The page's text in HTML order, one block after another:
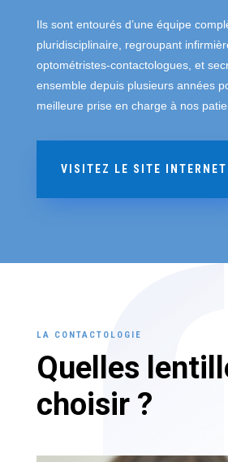
Ils sont entourés d’une équipe
pluridisciplinaire, regroupant
optométristes-contactologues, et
ensemble depuis plusieurs années
meilleure prise en charge à nos
VISITEZ LE SITE INTERNET
LA CONTACTOLOGIE
Quelles
choisir ?